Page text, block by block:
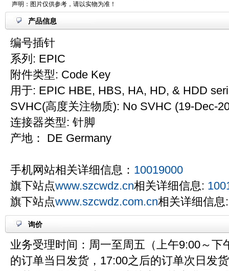
声明：图片仅供参考，请以实物为准！
产品信息
编号插针
系列: EPIC
附件类型: Code Key
用于: EPIC HBE, HBS, HA, HD, & HDD
SVHC(高度关注物质): No SVHC (19-Dec-
连接器类型: 针脚
产地： DE Germany
手机网站相关详细信息： 10019000
旗下站点www.szcwdz.cn相关详细信息:
旗下站点www.szcwdz.com.cn相关详细信息
询价
业务受理时间：周一至周五（上午9:00～下
的订单当日发货，17:00之后的订单次日发